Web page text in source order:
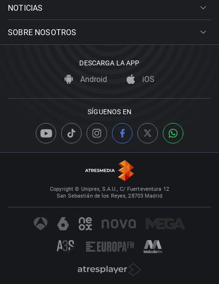
NOTICIAS
SOBRE NOSOTROS
DESCARGA LA APP
Android iOS
SÍGUENOS EN
Copyright © Uniprex, S.A.U., C/ Fuerteventura 12
San Sebastián de los Reyes, 28703 Madrid